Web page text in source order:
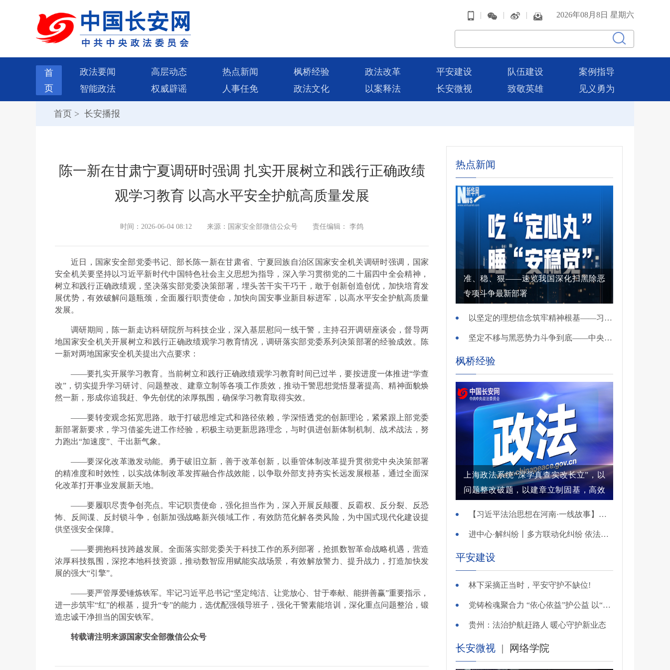
| | | 2026年08月8日 星期六
首
页
政法要闻 高层动态 热点新闻 枫桥经验 政法改革 平安建设 队伍建设
案例指导
智能政法
权威辟谣 人事任免 政法文化 以案释法 长安微视 致敬英雄 见义勇为
首页 > 长安播报
陈一新在甘肃宁夏调研时强调 扎实开展树立和践行正确政绩
观学习教育 以高水平安全护航高质量发展
时间：2026-06-04 08:12 来源：国家安全部微信公众号 责任编辑： 李鸽
近日，国家安全部党委书记、部长陈一新在甘肃省、宁夏回族自治区国家安全机关调研时强调，国家
安全机关要坚持以习近平新时代中国特色社会主义思想为指导，深入学习贯彻党的二十届四中全会精神，
树立和践行正确政绩观，坚决落实部党委决策部署，埋头苦干实干巧干，敢于创新创造创优，加快培育发
展优势，有效破解问题瓶颈，全面履行职责使命，加快向国安事业新目标进军，以高水平安全护航高质量
发展。
调研期间，陈一新走访科研院所与科技企业，深入基层慰问一线干警，主持召开调研座谈会，督导两
地国家安全机关开展树立和践行正确政绩观学习教育情况，调研落实部党委系列决策部署的经验成效。陈
一新对两地国家安全机关提出六点要求：
——要扎实开展学习教育。当前树立和践行正确政绩观学习教育时间已过半，要按进度一体推进“学查
改”，切实提升学习研讨、问题整改、建章立制等各项工作质效，推动干警思想觉悟显著提高、精神面貌焕
然一新，形成你追我赶、争先创优的浓厚氛围，确保学习教育取得实效。
——要转变观念拓宽思路。敢于打破思维定式和路径依赖，学深悟透党的创新理论，紧紧跟上部党委
新部署新要求，学习借鉴先进工作经验，积极主动更新思路理念，与时俱进创新体制机制、战术战法，努
力跑出“加速度”、干出新气象。
——要深化改革激发动能。勇于破旧立新，善于改革创新，以垂管体制改革提升贯彻党中央决策部署
的精准度和时效性，以实战体制改革发挥融合作战效能，以争取外部支持夯实长远发展根基，通过全面深
化改革打开事业发展新天地。
——要履职尽责争创亮点。牢记职责使命，强化担当作为，深入开展反颠覆、反霸权、反分裂、反恐
怖、反间谍、反封锁斗争，创新加强战略新兴领域工作，有效防范化解各类风险，为中国式现代化建设提
供坚强安全保障。
——要拥抱科技跨越发展。全面落实部党委关于科技工作的系列部署，抢抓数智革命战略机遇，营造
浓厚科技氛围，深挖本地科技资源，推动数智应用赋能实战场景，有效解放警力、提升战力，打造加快发
展的强大“引擎”。
——要严管厚爱锤炼铁军。牢记习近平总书记“坚定纯洁、让党放心、甘于奉献、能拼善赢”重要指示，
进一步筑牢“红”的根基，提升“专”的能力，选优配强领导班子，强化干警素能培训，深化重点问题整治，锻
造忠诚干净担当的国安铁军。
转载请注明来源国家安全部微信公众号
热点新闻
准、稳、狠——速览我国深化扫黑除恶
专项斗争最新部署
以坚定的理想信念筑牢精神根基——习近平党建思想理论品格系列述评之一
坚定不移与黑恶势力斗争到底——中央政法委负责同志就开展深化扫黑除恶专项斗争有关问题答记者问
枫桥经验
上海政法系统“深学真查实改长立”，以
问题整改破题，以建章立制固基，高效
【习近平法治思想在河南·一线故事】河南省新乡市红旗区：高能效治理的“洪门密码”
进中心·解纠纷丨多方联动化纠纷 依法调解护农耕
平安建设
林下采摘正当时，平安守护不缺位!
党铸检魂聚合力 “依心依益”护公益 以“四融”路径引领多元共治
贵州：法治护航赶路人 暖心守护新业态
长安微视 | 网络学院